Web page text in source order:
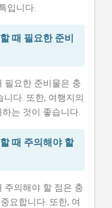
입니다.
때 필요한 준비
필요한 준비물은 충
다. 또한, 여행지의
는 것이 좋습니다.
때 주의해야 할
주의해야 할 점은 충
요합니다. 또한, 여